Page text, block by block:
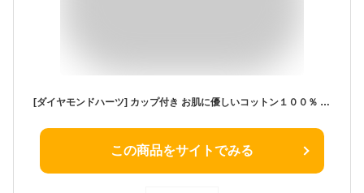
[ダイヤモンドハーツ] カップ付き お肌に優しいコットン１００％ ベアトップ チューブトップ 透明ストラップ付き （取り外し可能・調節可能） カップ付 (M, ホワイト※カップ付き)
この商品をサイトでみる